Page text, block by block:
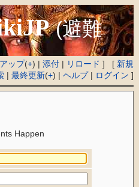
(避難
ップ(+) |添付 | リロード ] [ 新規
|最終更新(+) |ヘルプ| ログイン ]
Happen